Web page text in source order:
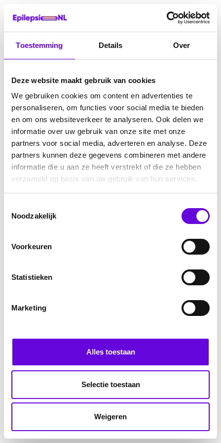
Toestemming Details Over
Deze website maakt gebruik van cookies
We gebruiken cookies om content en advertenties te
personaliseren, om functies voor social media te bieden
en om ons websiteverkeer te analyseren. Ook delen we
informatie over uw gebruik van onze site met onze
partners voor social media, adverteren en analyse. Deze
partners kunnen deze gegevens combineren met andere
informatie die u aan ze heeft verstrekt of die ze hebben
verzameld op basis van uw gebruik van hun services.
Noodzakelijk
Voorkeuren
Statistieken
Marketing
Alles toestaan
Selectie toestaan
Weigeren